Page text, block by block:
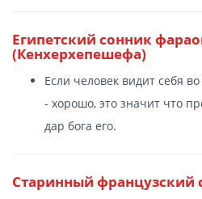
Египетский сонник
(Кенхерхепешефа)
Если человек видит себя
- хорошо, это значит что
дар бога его.
Старинный французский